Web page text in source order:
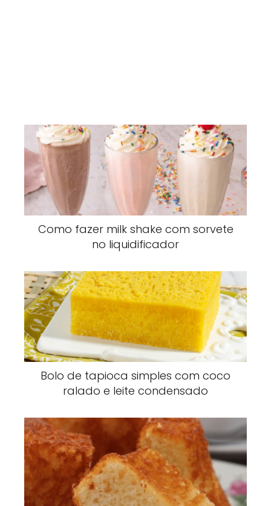
Como fazer milk shake com sorvete
no liquidificador
Bolo de tapioca simples com coco
ralado e leite condensado